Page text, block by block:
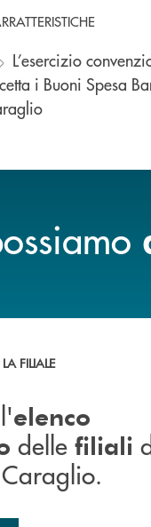
L’esercizio
i Buoni Spesa
completo delle
FILIALE
elenco
delle filiali